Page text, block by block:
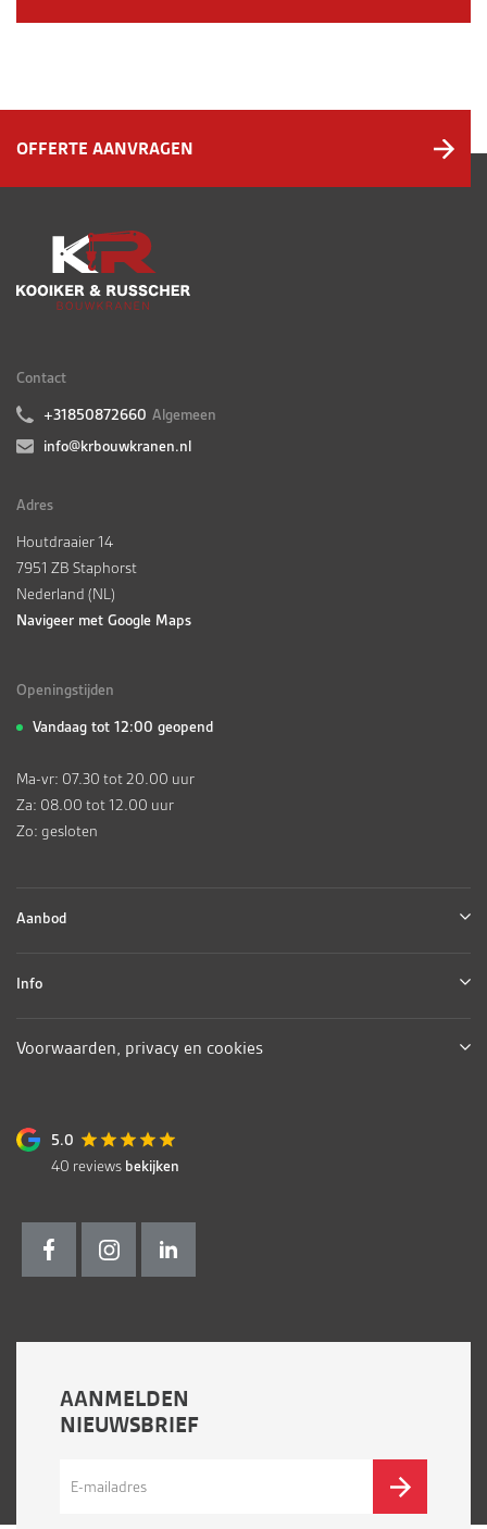
OFFERTE AANVRAGEN
AANMELDEN
NIEUWSBRIEF
Contact
+31850872660 Algemeen
info@krbouwkranen.nl
Adres
Houtdraaier 14
7951 ZB Staphorst
Nederland (NL)
Navigeer met Google Maps
Openingstijden
Vandaag tot 12:00 geopend
Ma-vr: 07.30 tot 20.00 uur
Za: 08.00 tot 12.00 uur
Zo: gesloten
Aanbod
Info
5.0
40 reviews bekijken
Voorwaarden, privacy en cookies